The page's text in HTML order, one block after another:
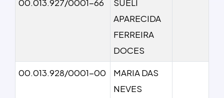
00.013.927/0001-66
SUELI
APARECIDA
FERREIRA
DOCES
00.013.928/0001-00
MARIA DAS
NEVES